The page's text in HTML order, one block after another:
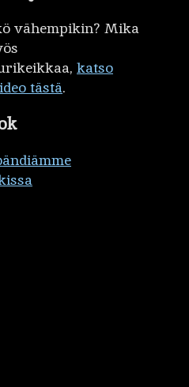
vähempikin? Mika
katso
tästä.